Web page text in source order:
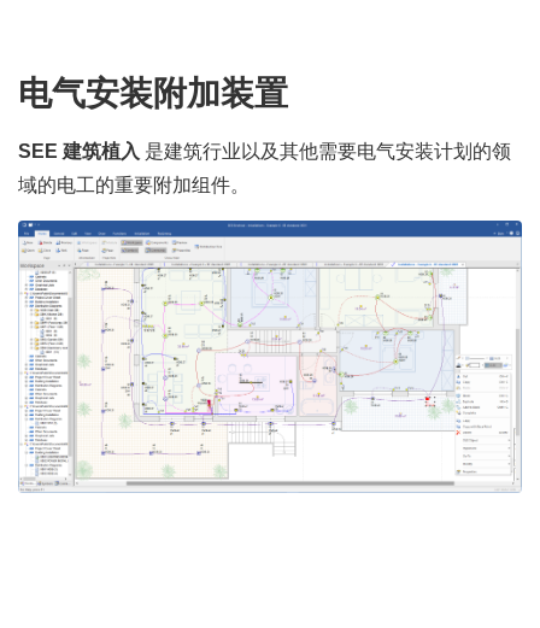
电气安装附加装置
SEE 建筑植入 是建筑行业以及其他需要电气安装计划的领
域的电工的重要附加组件。